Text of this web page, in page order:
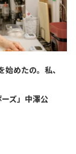
めたの。私、
ズ」中澤公